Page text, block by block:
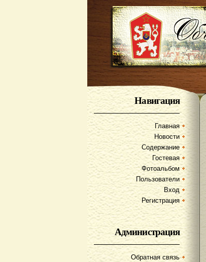
Навигация
Главная
Новости
Содержание
Гостевая
Фотоальбом
Пользователи
Вход
Регистрация
Администрация
Обратная связь